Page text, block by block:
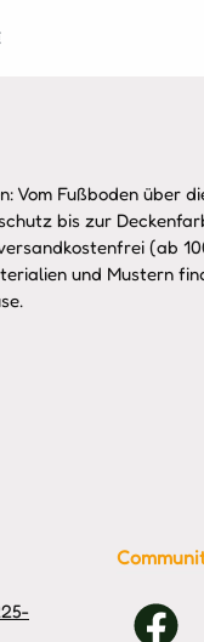
Vom Fußboden über
bis zur
(ab
und Mustern